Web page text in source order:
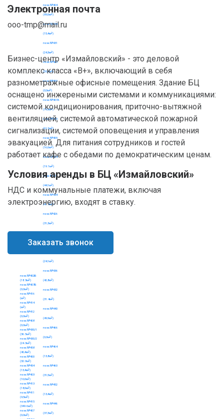
Электронная почта
ooo-tmp@mail.ru
Бизнес-центр «Измайловский» - это деловой
комплекс класса «B+», включающий в себя
разнометражные офисные помещения. Здание БЦ
оснащено инжереными системами и коммуникациями:
системой кондиционирования, приточно-вытяжной
вентиляцией, системой автоматической пожарной
сигнализации, системой оповещения и управления
эвакуацией. Для питания сотрудников и гостей
работает кафе с обедами по демократическим ценам.
Условия аренды в БЦ «Измайловский»
НДС и коммунальные платежи, включая
электроэнергию, входят в ставку.
Заказать звонок